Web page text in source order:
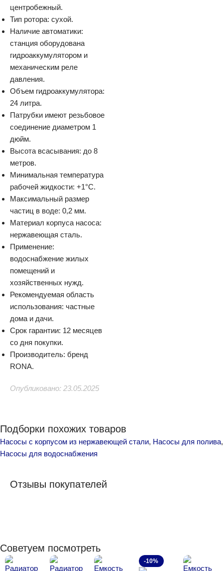
центробежный.
Тип ротора: сухой.
Наличие автоматики:
станция оборудована
гидроаккумулятором и
механическим реле
давления.
Объем гидроаккумулятора:
24 литра.
Патрубки имеют резьбовое
соединение диаметром 1
дюйм.
Высота всасывания: до 8
метров.
Минимальная температура
рабочей жидкости: +1°C.
Максимальный размер
частиц в воде: 0,2 мм.
Материал корпуса насоса:
нержавеющая сталь.
Применение:
водоснабжение жилых
помещений и
хозяйственных нужд.
Рекомендуемая область
использования: частные
дома и дачи.
Срок гарантии: 12 месяцев
со дня покупки.
Производитель: бренд
RONA.
Опубликовано: 23.05.2025
Подборки похожих товаров
Насосы с корпусом из нержавеющей стали, Насосы для полива,
Насосы для водоснабжения
Отзывы покупателей
Советуем посмотреть
-10%